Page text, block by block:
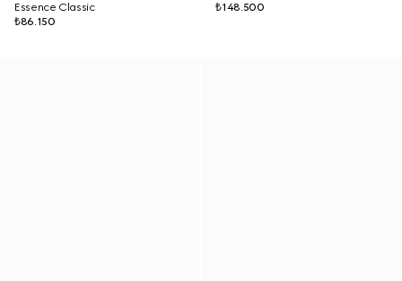
Essence Classic
₺86.150
₺148.500